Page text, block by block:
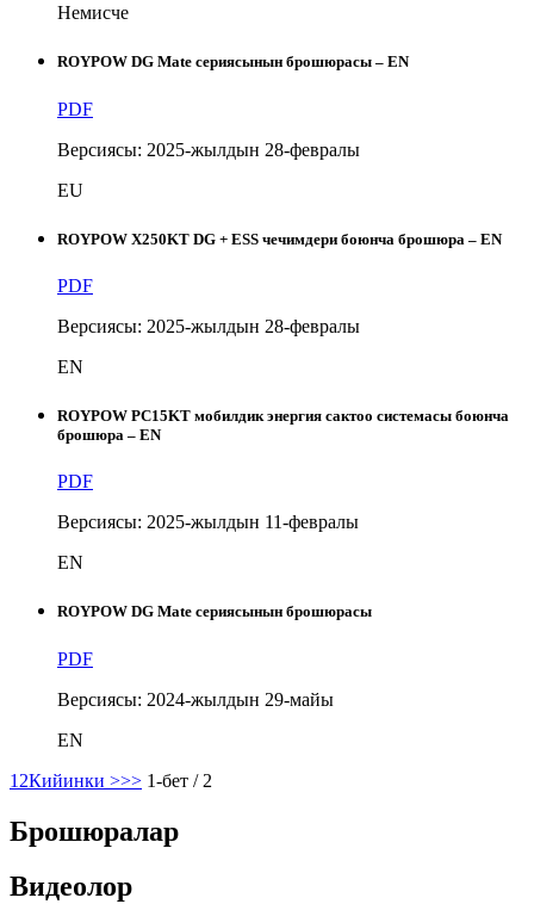
Немисче
ROYPOW DG Mate сериясынын брошюрасы – EN
PDF
Версиясы: 2025-жылдын 28-февралы
EU
ROYPOW X250KT DG + ESS чечимдери боюнча брошюра – EN
PDF
Версиясы: 2025-жылдын 28-февралы
EN
ROYPOW PC15KT мобилдик энергия сактоо системасы боюнча
брошюра – EN
PDF
Версиясы: 2025-жылдын 11-февралы
EN
ROYPOW DG Mate сериясынын брошюрасы
PDF
Версиясы: 2024-жылдын 29-майы
EN
1 2Кийинки >>> 1-бет / 2
Брошюралар
Видеолор